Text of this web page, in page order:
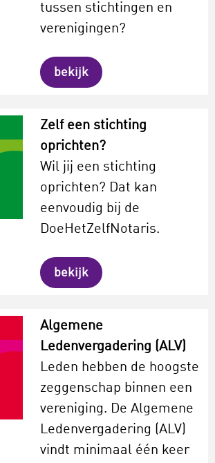
tussen stichtingen en
verenigingen?
bekijk
Zelf een stichting
oprichten?
Wil jij een stichting
oprichten? Dat kan
eenvoudig bij de
DoeHetZelfNotaris.
bekijk
Algemene
Ledenvergadering (ALV)
Leden hebben de hoogste
zeggenschap binnen een
vereniging. De Algemene
Ledenvergadering (ALV)
vindt minimaal één keer